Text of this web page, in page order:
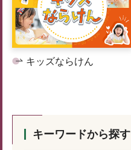
キッズならけん
キーワードから探す